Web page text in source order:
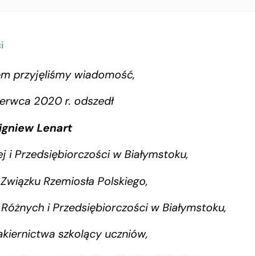
przyjęliśmy wiadomość,
2020 r. odszedł
Lenart
i Przedsiębiorczości w Białymstoku,
Rzemiosła Polskiego,
i Przedsiębiorczości w Białymstoku,
szkolący uczniów,